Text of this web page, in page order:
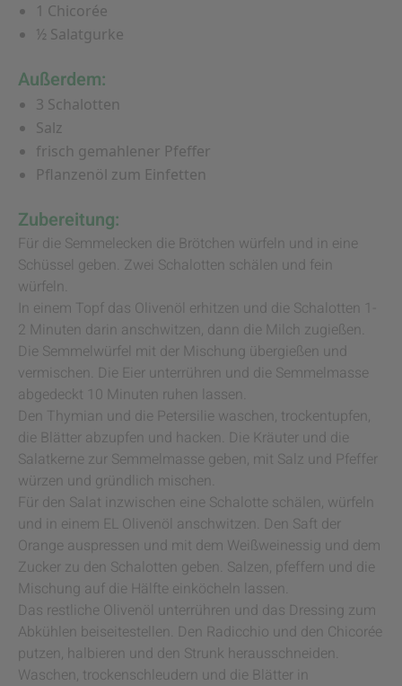
1 Chicorée
½ Salatgurke
Außerdem:
3 Schalotten
Salz
frisch gemahlener Pfeffer
Pflanzenöl zum Einfetten
Zubereitung:
Für die Semmelecken die Brötchen würfeln und in eine
Schüssel geben. Zwei Schalotten schälen und fein
würfeln.
In einem Topf das Olivenöl erhitzen und die Schalotten 1-
2 Minuten darin anschwitzen, dann die Milch zugießen.
Die Semmelwürfel mit der Mischung übergießen und
vermischen. Die Eier unterrühren und die Semmelmasse
abgedeckt 10 Minuten ruhen lassen.
Den Thymian und die Petersilie waschen, trockentupfen,
die Blätter abzupfen und hacken. Die Kräuter und die
Salatkerne zur Semmelmasse geben, mit Salz und Pfeffer
würzen und gründlich mischen.
Für den Salat inzwischen eine Schalotte schälen, würfeln
und in einem EL Olivenöl anschwitzen. Den Saft der
Orange auspressen und mit dem Weißweinessig und dem
Zucker zu den Schalotten geben. Salzen, pfeffern und die
Mischung auf die Hälfte einköcheln lassen.
Das restliche Olivenöl unterrühren und das Dressing zum
Abkühlen beiseitestellen. Den Radicchio und den Chicorée
putzen, halbieren und den Strunk herausschneiden.
Waschen, trockenschleudern und die Blätter in